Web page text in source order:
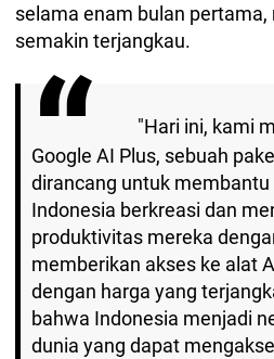
selama enam bulan
semakin terjangkau.
"Hari ini, kami
Google AI Plus, sebuah
dirancang untuk
Indonesia berkreasi dan
produktivitas mereka
memberikan akses ke alat
dengan harga yang
bahwa Indonesia menjadi
dunia yang dapat